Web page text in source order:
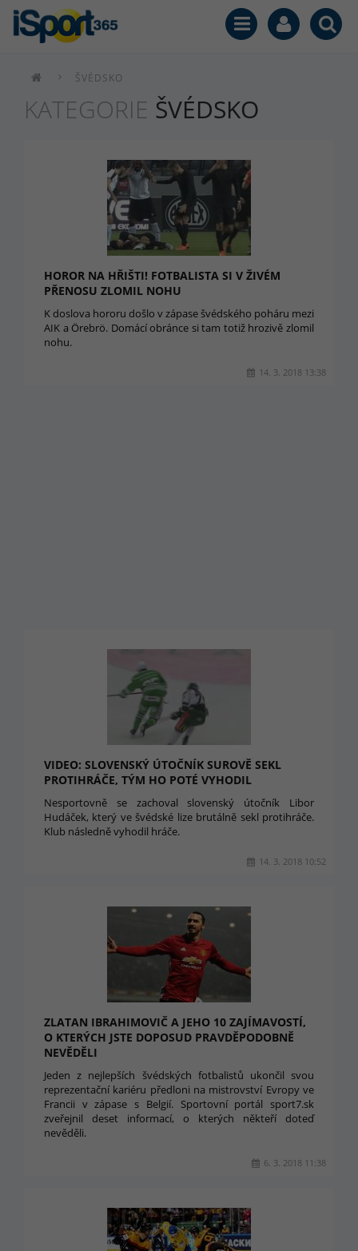
ŠVÉDSKO
KATEGORIE ŠVÉDSKO
HOROR NA HŘIŠTI! FOTBALISTA SI V ŽIVÉM
PŘENOSU ZLOMIL NOHU
K doslova hororu došlo v zápase švédského poháru mezi
AIK a Örebrö. Domácí obránce si tam totiž hrozivě zlomil
nohu.
14. 3. 2018 13:38
VIDEO: SLOVENSKÝ ÚTOČNÍK SUROVĚ SEKL
PROTIHRÁČE, TÝM HO POTÉ VYHODIL
Nesportovně se zachoval slovenský útočník Libor
Hudáček, který ve švédské lize brutálně sekl protihráče.
Klub následně vyhodil hráče.
14. 3. 2018 10:52
ZLATAN IBRAHIMOVIČ A JEHO 10 ZAJÍMAVOSTÍ,
O KTERÝCH JSTE DOPOSUD PRAVDĚPODOBNĚ
NEVĚDĚLI
Jeden z nejlepších švédských fotbalistů ukončil svou
reprezentační kariéru předloni na mistrovství Evropy ve
Francii v zápase s Belgií. Sportovní portál sport7.sk
zveřejnil deset informací, o kterých někteří doteď
nevěděli.
6. 3. 2018 11:38